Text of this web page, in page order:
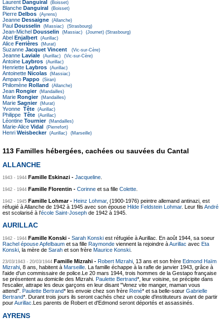
Laurent Danguiral (Boisset)
Blanche Danguiral (Boisset)
Pierre Delbos (Ayrens)
Jeanne Dessaigne (Allanche)
Paul Dousselin (Massiac) (Strasbourg)
Jean-Michel Dousselin (Massiac) (Journet) (Strasbourg)
Abel Enjalbert (Aurillac)
Alice Ferrières (Murat)
Suzanne Jacquet Vincent (Vic-sur-Cère)
Jeanne Laviale (Aurillac) (Vic-sur-Cère)
Antoine Laybros (Aurillac)
Henriette Laybros (Aurillac)
Antoinette Nicolas (Massiac)
Amparo Pappo (Siran)
Philomène Rolland (Allanche)
Jean Rongier (Mandailles)
Marie Rongier (Mandailles)
Marie Sagnier (Murat)
Yvonne Tête (Aurillac)
Philippe Tête (Aurillac)
Léontine Tournier (Mandailles)
Marie-Alice Vidal (Pierrefort)
Henri Weisbecker (Aurillac) (Marseille)
113 Familles hébergées, cachées ou sauvées du Cantal
ALLANCHE
1943 - 1944 Famille Eskinazi - Jacqueline
1942 - 1944 Famille Florentin - Corinne et sa fille Colette
1942 - 1945 Famille Lohmar - Heinz Lohmar, (1900-1976) peintre allemand antinazi, est
réfugié à Allanche de 1942 à 1945 avec son épouse Hilde Feldstein Lohmar. Leur fils André
est scolarisé à l’école Saint-Joseph de 1942 à 1945.
AURILLAC
1942 - 1944 Famille Konski - Sarah Konski est réfugiée à Aurillac. En août 1944, sa soeur
Rachel épouse Apfelbaum et sa fille Raymonde viennent la rejoindre àAurillac avec Eta
Konski , la mère de Sarah et son frère Maurice Konski
23/03/1943 - 20/03/1944 Famille Mizrahi - Robert Mizrahi , 13 ans et son frère Edmond Haïm
Mizrahi , 8 ans, habitent à Marseille . La famille échappe à la rafle de janvier 1943, grâce à
l'aide d'un commissaire de police.Le 20 mars 1944, trois hommes de la Gestapo française
se présentent au domicile des Mizrahi.
Paulette Bertrand*, leur voisine, se précipite dans
l'escalier, attrape les deux garçons en leur disant "Venez vite manger, maman vous
attend".
Paulette Bertrand* les envoie chez son frère René* et sa belle-sœur Gabrielle
Bertrand*. Durant trois jours ils seront cachés chez un couple d'instituteurs avant de partir
pourAurillac .Les parents de Robert et d'Edmond seront déportés et assassinés.
AYRENS